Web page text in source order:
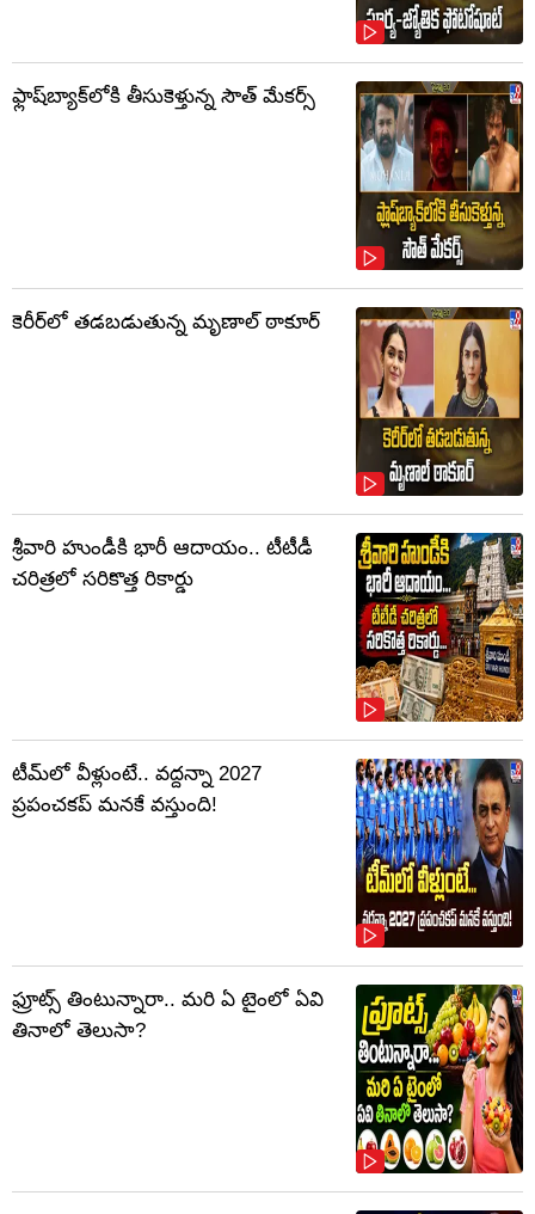
ఫ్లాష్‌బ్యాక్‌లోకి తీసుకెళ్తున్న సౌత్‌ మేకర్స్‌
కెరీర్‌లో తడబడుతున్న మృణాల్ ఠాకూర్
శ్రీవారి హుండీకి భారీ ఆదాయం.. టీటీడీ
చరిత్రలో సరికొత్త రికార్డు
టీమ్‌లో వీళ్లుంటే.. వద్దన్నా 2027
ప్రపంచకప్‌ మనకే వస్తుంది!
ఫ్రూట్స్‌ తింటున్నారా.. మరి ఏ టైంలో ఏవి
తినాలో తెలుసా?